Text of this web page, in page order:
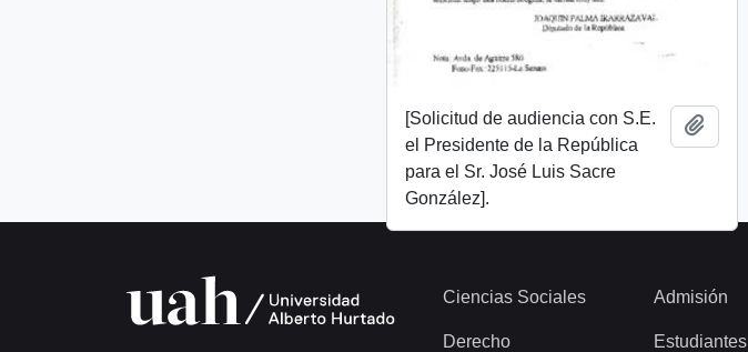
[Solicitud de audiencia con S.E.
el Presidente de la República
para el Sr. José Luis Sacre
González].
Ciencias Sociales
Derecho
Admisión
Estudiantes